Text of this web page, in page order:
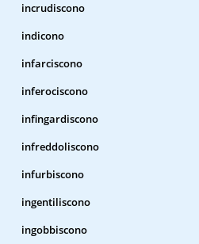
incrudiscono
indicono
infarciscono
inferociscono
infingardiscono
infreddoliscono
infurbiscono
ingentiliscono
ingobbiscono